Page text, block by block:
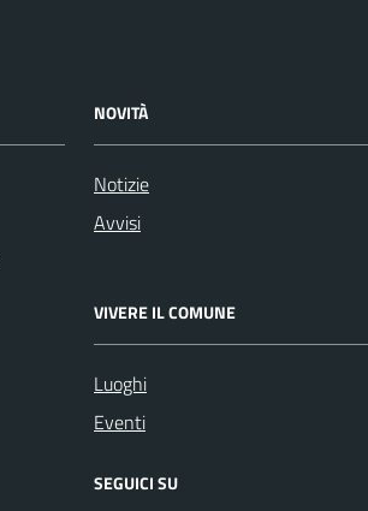
NOVITÀ
Notizie
Avvisi
VIVERE IL COMUNE
Luoghi
Eventi
SEGUICI SU